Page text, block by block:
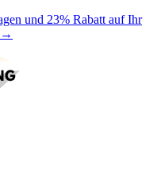
und 23% Rabatt auf Ihr
→